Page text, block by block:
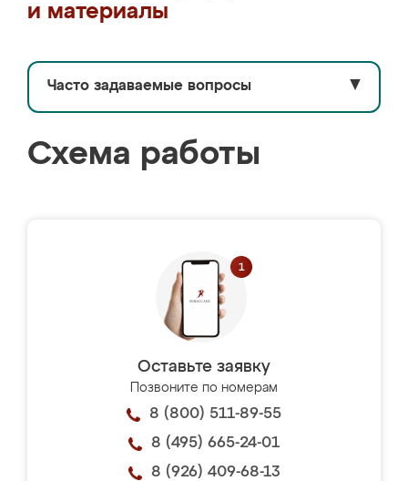
и материалы
Часто задаваемые вопросы ▼
Схема работы
Оставьте заявку
Позвоните по номерам
8 (800) 511-89-55
8 (495) 665-24-01
8 (926) 409-68-13